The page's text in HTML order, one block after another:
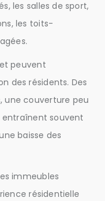
les salles de sport,
les toits-
peuvent
des résidents. Des
une couverture peu
souvent
baisse des
immeubles
résidentielle